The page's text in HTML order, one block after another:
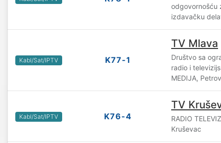
odgovornošću
izdavačku
Kabl/Sat/IPTV K77-1
TV Mlava
Društvo sa
radio i
MEDIJA,
Kabl/Sat/IPTV K76-4
TV
RADIO
Kruševac